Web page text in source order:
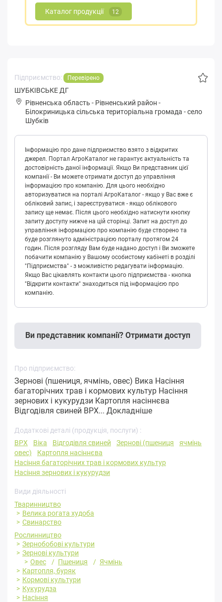
Каталог продукції 12
Підприємство: Перевірено
ШУБКІВСЬКЕ ДГ
Рівненська область - Рівненський район -
Білoкpиницькa сільська територіальна громада -село
Шубків
Інформацію про дане підприємство взято з відкритих
джерел. Портал АгроКаталог не гарантує актуальність та
достовірність даної інформації. Якщо Ви представник цієї
компанії - Ви можете отримати доступ до управління
інформацією про компанію. Для цього необхідно
авторизуватися на порталі АгроКаталог - якщо у Вас вже є
обліковий запис, і зареєструватися - якщо облікового
запису ще немає. Після цього необхідно натиснути кнопку
запиту доступу нижче на цій сторінці. Запит на доступ до
управління інформацією про компанію буде створено та
буде розглянуто адміністрацією порталу протягом 24
годин. Після розгляду Вам буде надано доступ і Ви зможете
побачити компанію у Вашому особистому кабінеті в розділі
"Підприємства" - з можливістю редагувати інформацію.
Якщо Вас цікавлять контакти цього підприємства - кнопка
"Відкрити контакти" знаходиться під інформацією про
компанію.
Ви представник компанії? Отримати доступ
Про підприємство:
Зернові (пшениця, ячмінь, овес) Вика Насіння
багаторічних трав і кормових культур Насіння
зернових і кукурудзи Картопля насіннєва
Відгодівля свиней ВРХ... Докладніше
Додаткові деталі (продукція, послуги) :
ВРХ
Віка Відгодівля свиней Зернові (пшениця
ячмінь
овес)
Картопля насіннєва
Насіння багаторічних трав і кормових культур
Насіння зернових і кукурудзи
Види діяльності
Тваринництво
Велика рогата худоба
Свинарство
Рослинництво
Зернобобові культури
Зернові культури
Овес
Пшениця
Ячмінь
Картопля, буряк
Кормові культури
Кукурудза
Насіння